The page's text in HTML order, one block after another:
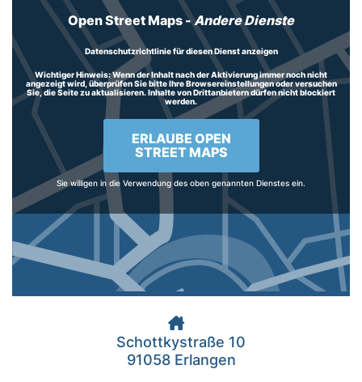
Open Street Maps -Andere Dienste
Datenschutzrichtlinie für diesen Dienst anzeigen
Wichtiger Hinweis:Wenn der Inhalt nach der Aktivierung immer noch nicht
angezeigt wird, überprüfen Sie bitte Ihre Browsereinstellungen oder versuchen
Sie, die Seite zu aktualisieren. Inhalte von Drittanbietern dürfen nicht blockiert
werden.
ERLAUBE OPEN
STREET MAPS
Sie willigen in die Verwendung des oben genannten Dienstes ein.
Schottkystraße 10
91058 Erlangen